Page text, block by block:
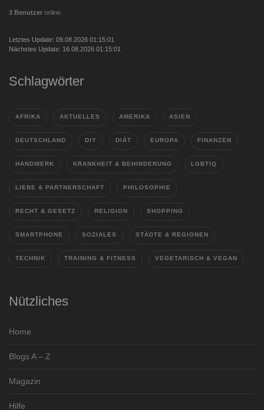
3 Benutzer online
Letztes Update: 09.08.2026 01:15:01
Nächstes Update: 16.08.2026 01:15:01
Schlagwörter
AFRIKA AKTUELLES AMERIKA ASIEN
DEUTSCHLAND DIY DIÄT EUROPA FINANZEN
HANDWERK KRANKHEIT & BEHINDERUNG LGBTIQ
LIEBE & PARTNERSCHAFT PHILOSOPHIE
RECHT & GESETZ RELIGION SHOPPING
SMARTPHONE SOZIALES STÄDTE & REGIONEN
TECHNIK TRAINING & FITNESS VEGETARISCH & VEGAN
Nützliches
Home
Blogs A – Z
Magazin
Hilfe